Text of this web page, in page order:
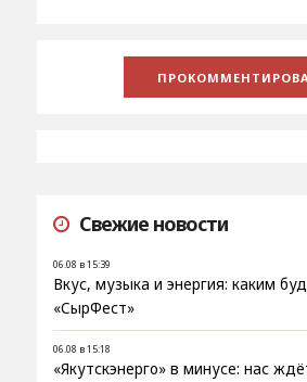
Свежие новости
06.08 в 15:39
Вкус, музыка и энергия: каким
«СырФест»
06.08 в 15:18
«Якутскэнерго» в минусе: нас